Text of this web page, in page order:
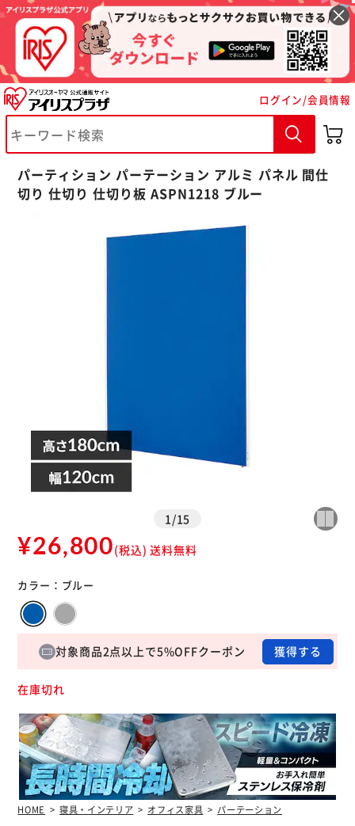
ログイン/会員情報
パーティション パーテーション アルミ パネル 間仕
切り 仕切り 仕切り板 ASPN1218 ブルー
1 /15
¥26,800(税込) 送料無料
カラー： ブルー
対象商品2点以上で5%OFFクーポン 獲得する
在庫切れ
HOME 寝具・インテリア オフィス家具 パーテーション